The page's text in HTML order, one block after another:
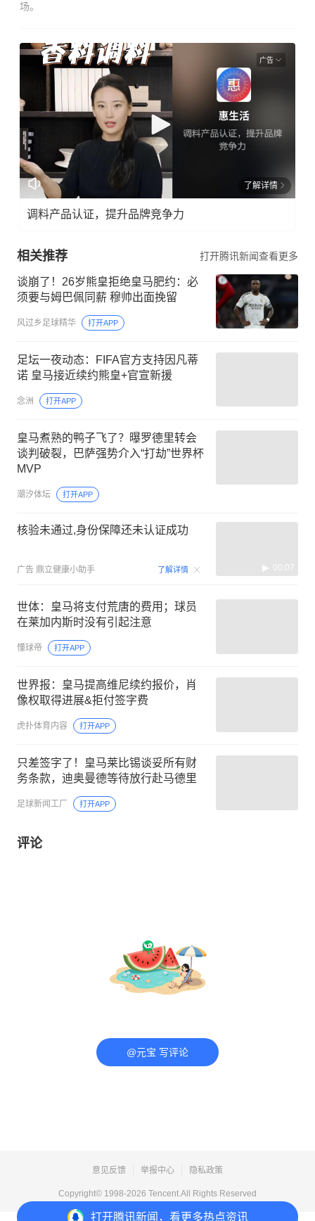
场。
打开腾讯新闻，看更多热点资讯
广告
了解详情
调料产品认证，提升品牌竞争力
相关推荐 打开腾讯新闻查看更多
谈崩了！26岁熊皇拒绝皇马肥约：必
须要与姆巴佩同薪 穆帅出面挽留
风过乡足球精华 打开APP
足坛一夜动态：FIFA官方支持因凡蒂
诺 皇马接近续约熊皇+官宣新援
念洲 打开APP
皇马煮熟的鸭子飞了？曝罗德里转会
谈判破裂，巴萨强势介入“打劫”世界杯
MVP
潮汐体坛 打开APP
核验未通过,身份保障还未认证成功
广告 鼎立健康小助手 了解详情 00:07
世体：皇马将支付荒唐的费用；球员
在莱加内斯时没有引起注意
懂球帝 打开APP
世界报：皇马提高维尼续约报价，肖
像权取得进展&拒付签字费
虎扑体育内容 打开APP
只差签字了！皇马莱比锡谈妥所有财
务条款，迪奥曼德等待放行赴马德里
足球新闻工厂 打开APP
评论
@元宝 写评论
意见反馈 举报中心 隐私政策
Copyright© 1998-2026 Tencent.All Rights Reserved